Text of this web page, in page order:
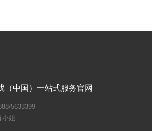
（中国）一站式服务官网
5633399
小姐